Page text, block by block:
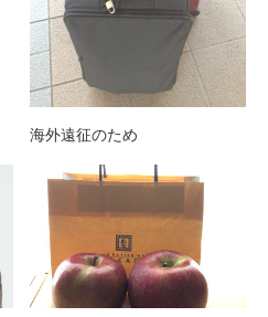
海外遠征のため